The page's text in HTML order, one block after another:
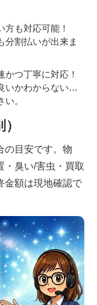
方も対応可能！
分割払いが出来ま
かつ丁寧に対応！
いかわからない…
。
の目安です。物
・臭い/害虫・買取
金額は現地確認で